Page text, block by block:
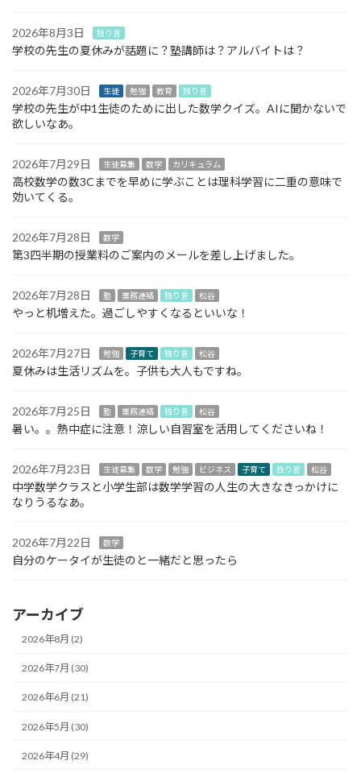
2026年8月3日 独り言
学校の先生の夏休みが話題に？塾講師は？アルバイトは？
2026年7月30日 生徒 勉強 教育 独り言
学校の先生が中1生徒のために出した数学クイズ。AIに聞かないで
欲しいなあ。
2026年7月29日 生徒募集 数学 カリキュラム
高校数学の数3Cまでを早めに学ぶことは理科学習に二重の意味で
効いてくる。
2026年7月28日 数学
第3四半期の授業料のご案内のメールを差し上げました。
2026年7月28日 塾 業務連絡 独り言 松谷
やっと机増えた。過ごしやすくなるといいな！
2026年7月27日 勉強 子育て 独り言 松谷
夏休みは生活リズムを。子供も大人もですね。
2026年7月25日 塾 業務連絡 独り言 松谷
暑い。。熱中症に注意！涼しい自習室を活用してくださいね！
2026年7月23日 生徒募集 数学 勉強 ビジネス 子育て 独り言 松谷
中学数学クラスと小学生部は数学学習の人生の大きなきっかけに
なりうるなあ。
2026年7月22日 数学
自分のケータイが生徒のと一緒だと思ったら
アーカイブ
2026年8月 (2)
2026年7月 (30)
2026年6月 (21)
2026年5月 (30)
2026年4月 (29)